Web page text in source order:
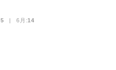
5 | 6月:14